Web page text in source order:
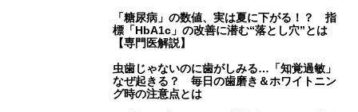
「糖尿病」の数値、実は夏に下がる！？ 指
標「HbA1c」の改善に潜む“落とし穴”とは
【専門医解説】
虫歯じゃないのに歯がしみる…「知覚過敏」
なぜ起きる？ 毎日の歯磨き＆ホワイトニン
グ時の注意点とは